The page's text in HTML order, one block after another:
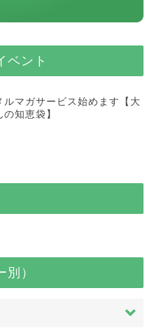
ベント
ルマガサービス始めます【大
の知恵袋】
）